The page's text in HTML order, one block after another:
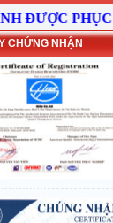
PHỤC VỤ
CHỨNG NHẬN